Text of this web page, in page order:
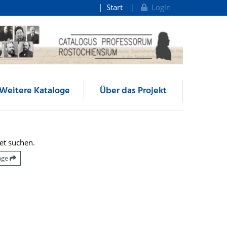
Start Login
Kataloge Über das Projekt
suchen.